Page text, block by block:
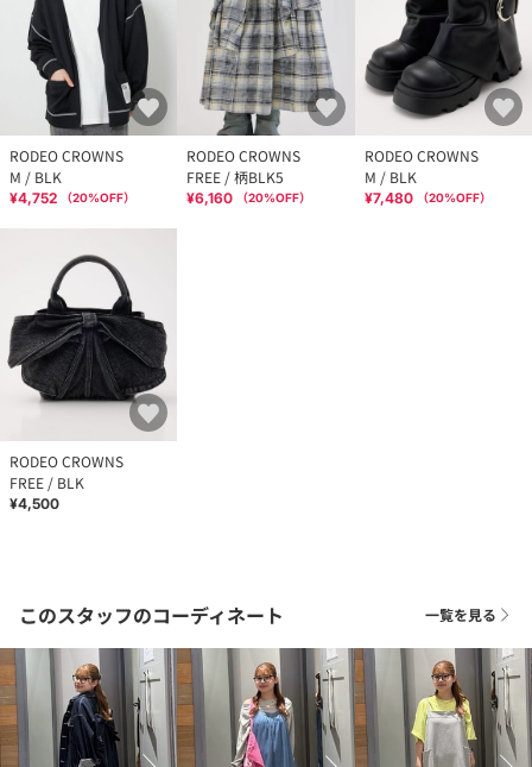
RODEO CROWNS
M / BLK
¥4,752 （20%OFF）
RODEO CROWNS
FREE / 柄BLK5
¥6,160 （20%OFF）
RODEO CROWNS
M / BLK
¥7,480 （20%OFF）
RODEO CROWNS
FREE / BLK
¥4,500
このスタッフのコーディネート 一覧を見る